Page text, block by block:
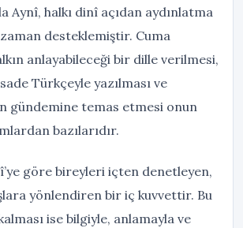
Aynî, halkı dinî açıdan aydınlatma
desteklemiştir. Cuma
anlayabileceği bir dille verilmesi,
Türkçeyle yazılması ve
gündemine temas etmesi onun
bazılarıdır.
göre bireyleri içten denetleyen,
yönlendiren bir iç kuvvettir. Bu
ise bilgiyle, anlamayla ve